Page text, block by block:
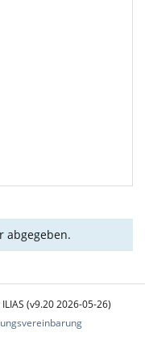
abgegeben.
(v9.20 2026-05-26)